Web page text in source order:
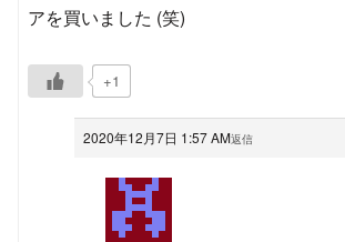
アを買いました (笑)
+1
2020年12月7日 1:57 AM返信